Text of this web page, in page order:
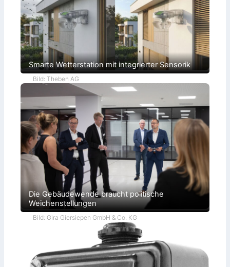
Smarte Wetterstation mit integrierter Sensorik
Bild: Theben AG
Die Gebäudewende braucht politische
Weichenstellungen
Bild: Gira Giersiepen GmbH & Co. KG